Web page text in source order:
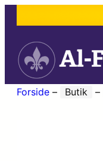
Forside – Butik –